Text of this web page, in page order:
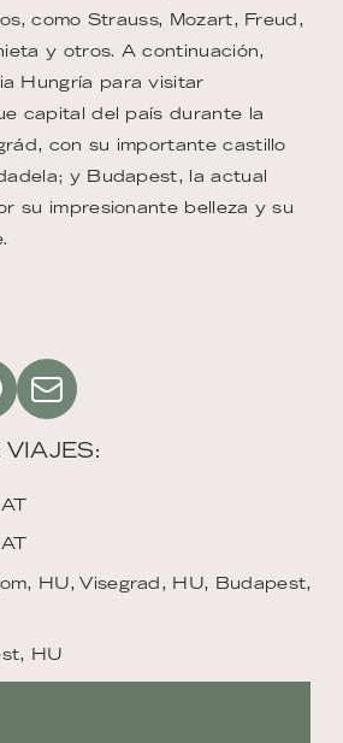
HU, Visegrad, HU, Budapest,
HU
como Strauss, Mozart, Freud,
y otros. A continuación,
Hungría para visitar
capital del país durante la
con su importante castillo
y Budapest, la actual
su impresionante belleza y su